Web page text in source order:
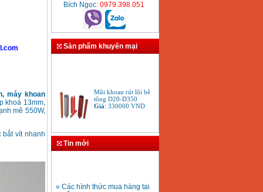
máy khoan
khoá 13mm,
mẽ 550W,
vít nhanh
Bích Ngọc: 0979.398.051
Sản phẩm khuyến mại
tông D20-D350
Giá: 330000VND
Bảng giá máy khoan
Bộ máy khoan Bosch
GSB 13RE hộp nhựa
Tin mới
Thiết Bị Plaza